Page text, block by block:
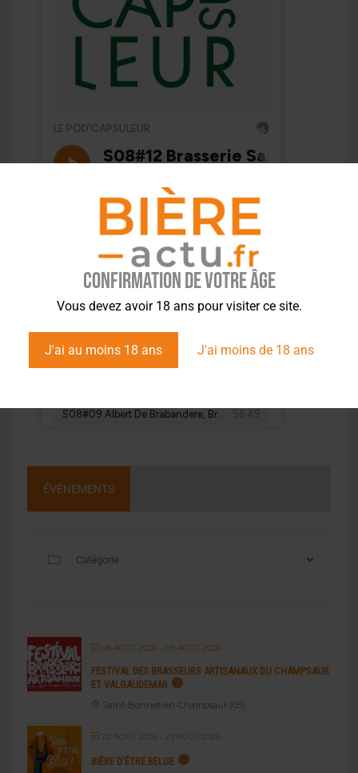
Confirmation de votre âge
Vous devez avoir 18 ans pour visiter ce site.
J'ai au moins 18 ans J'ai moins de 18 ans
ÉVÉNEMENTS
08 AOÛT 2026- 09 AOÛT 2026
FESTIVAL DES BRASSEURS ARTISANAUX DU CHAMPSAUR
ET VALGAUDEMAR
Saint-Bonnet-en-Champsaur (05)
22 AOÛT 2026- 23 AOÛT 2026
BIÈRE D’ÊTRE BELGE